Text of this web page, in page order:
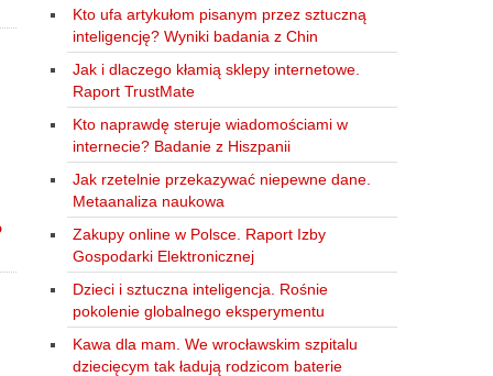
Kto ufa artykułom pisanym przez sztuczną
inteligencję? Wyniki badania z Chin
Jak i dlaczego kłamią sklepy internetowe.
Raport TrustMate
Kto naprawdę steruje wiadomościami w
internecie? Badanie z Hiszpanii
Jak rzetelnie przekazywać niepewne dane.
Metaanaliza naukowa
Zakupy online w Polsce. Raport Izby
Gospodarki Elektronicznej
Dzieci i sztuczna inteligencja. Rośnie
pokolenie globalnego eksperymentu
Kawa dla mam. We wrocławskim szpitalu
dziecięcym tak ładują rodzicom baterie